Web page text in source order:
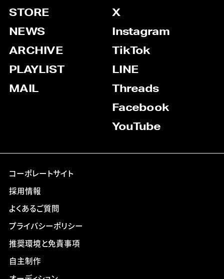
STORE
NEWS
ARCHIVE
PLAYLIST
MAIL
X
Instagram
TikTok
LINE
Threads
Facebook
YouTube
コーポレートサイト
採用情報
よくあるご質問
プライバシーポリシー
推奨環境と免責事項
自主制作